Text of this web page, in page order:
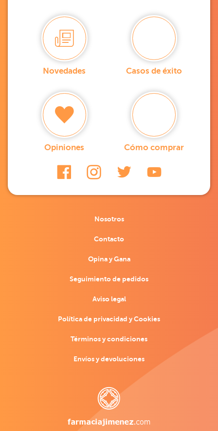
Novedades Casos de éxito
Opiniones Cómo comprar
Nosotros
Contacto
Opina y Gana
Seguimiento de pedidos
Aviso legal
Política de privacidad y Cookies
Términos y condiciones
Envíos y devoluciones